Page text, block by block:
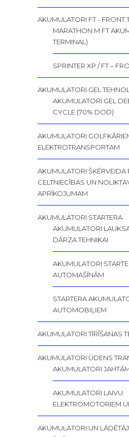
AKUMULATORI FT - FRONT
MARATHON M FT
TERMINAL)
SPRINTER XP / FT –
AKUMULATORI GEL
AKUMULATORI GEL
CYCLE (70% DOD)
AKUMULATORI
ELEKTROTRANSPORTAM
AKUMULATORI ŠĶĒRVEIDA
CELTNIECĪBAS UN
APRĪKOJUMAM
AKUMULATORI STARTERA
AKUMULATORI
DĀRZA TEHNIKAI
AKUMULATORI
AUTOMAŠĪNĀM
STARTERA
AUTOMOBIĻIEM
AKUMULATORI TĪRĪŠANAS
AKUMULATORI ŪDENS
AKUMULATORI
AKUMULATORI LAIVU
ELEKTROMOTORIEM
AKUMULATORI UN